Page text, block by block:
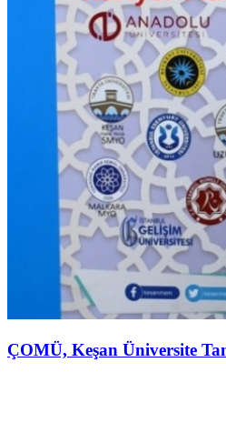
ÇOMÜ, Keşan Üniversite